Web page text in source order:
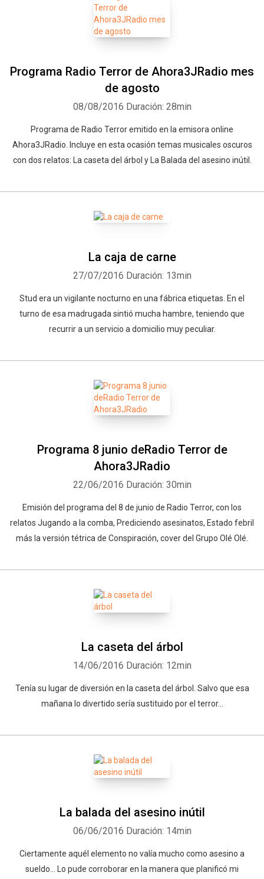
Programa Radio Terror de Ahora3JRadio mes
de agosto
08/08/2016 Duración: 28min
Programa de Radio Terror emitido en la emisora online
Ahora3JRadio. Incluye en esta ocasión temas musicales oscuros
con dos relatos: La caseta del árbol y La Balada del asesino inútil.
La caja de carne
27/07/2016 Duración: 13min
Stud era un vigilante nocturno en una fábrica etiquetas. En el
turno de esa madrugada sintió mucha hambre, teniendo que
recurrir a un servicio a domicilio muy peculiar.
Programa 8 junio deRadio Terror de
Ahora3JRadio
22/06/2016 Duración: 30min
Emisión del programa del 8 de junio de Radio Terror, con los
relatos Jugando a la comba, Prediciendo asesinatos, Estado febril
más la versión tétrica de Conspiración, cover del Grupo Olé Olé.
La caseta del árbol
14/06/2016 Duración: 12min
Tenía su lugar de diversión en la caseta del árbol. Salvo que esa
mañana lo divertido sería sustituido por el terror...
La balada del asesino inútil
06/06/2016 Duración: 14min
Ciertamente aquél elemento no valía mucho como asesino a
sueldo... Lo pude corroborar en la manera que planificó mi